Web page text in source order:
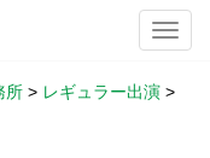
所 > レギュラー出演 >